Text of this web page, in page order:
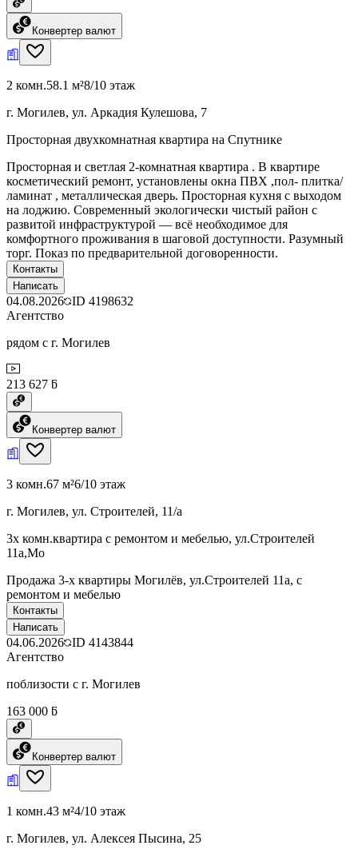
Конвертер валют
2 комн.58.1 м²8/10 этаж
г. Могилев, ул. Аркадия Кулешова, 7
Просторная двухкомнатная квартира на Спутнике
Просторная и светлая 2‑комнатная квартира . В квартире
косметический ремонт, установлены окна ПВХ ,пол- плитка/
ламинат , металлическая дверь. Просторная кухня с выходом
на лоджию. Современный экологически чистый район с
развитой инфраструктурой — всё необходимое для
комфортного проживания в шаговой доступности. Разумный
торг. Показ по предварительной договоренности.
Контакты
Написать
04.08.2026 ID 4198632
Агентство
рядом с г. Могилев
213 627 ƃ
Конвертер валют
3 комн.67 м²6/10 этаж
г. Могилев, ул. Строителей, 11/а
3х комн.квартира с ремонтом и мебелью, ул.Строителей
11а,Мо
Продажа 3-х квартиры Могилёв, ул.Строителей 11а, с
ремонтом и мебелью
Контакты
Написать
04.06.2026 ID 4143844
Агентство
поблизости с г. Могилев
163 000 ƃ
Конвертер валют
1 комн.43 м²4/10 этаж
г. Могилев, ул. Алексея Пысина, 25